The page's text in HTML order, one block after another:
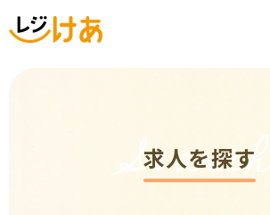
求人を探す
Search